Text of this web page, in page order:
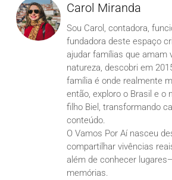
Carol Miranda
Sou Carol, contadora,
fundadora deste espaço
ajudar famílias que amam
natureza, descobri em
família é onde realmente
então, exploro o Brasil e o
filho Biel, transformando
conteúdo.
O Vamos Por Aí nasceu
compartilhar vivências
além de conhecer
memórias.